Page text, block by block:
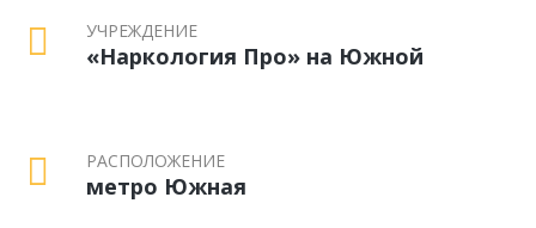
УЧРЕЖДЕНИЕ
«Наркология Про» на Южной
РАСПОЛОЖЕНИЕ
метро Южная